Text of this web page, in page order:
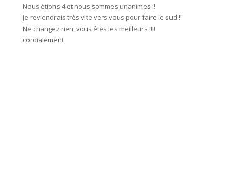
Nous étions 4 et nous sommes unanimes !!
Je reviendrais très vite vers vous pour faire le sud !!
Ne changez rien, vous êtes les meilleurs !!!!
cordialement